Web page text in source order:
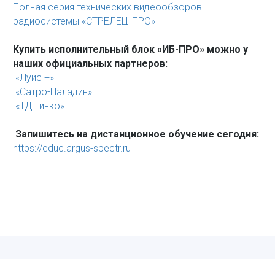
Полная серия технических видеообзоров
радиосистемы «СТРЕЛЕЦ-ПРО»
Купить исполнительный блок «ИБ-ПРО» можно у
наших официальных партнеров:
«Луис +»
«Сатро-Паладин»
«ТД Тинко»
Запишитесь на дистанционное обучение сегодня:
https://educ.argus-spectr.ru